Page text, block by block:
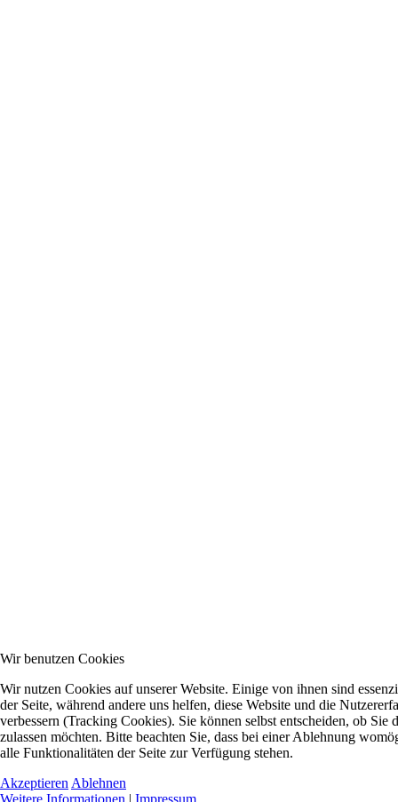
Wir benutzen Cookies
Wir nutzen Cookies auf unserer Website. Einige von ihnen sind
der Seite, während andere uns helfen, diese Website und die
verbessern (Tracking Cookies). Sie können selbst entscheiden, ob Sie
zulassen möchten. Bitte beachten Sie, dass bei einer Ablehnung
alle Funktionalitäten der Seite zur Verfügung stehen.
Akzeptieren Ablehnen
Weitere Informationen | Impressum